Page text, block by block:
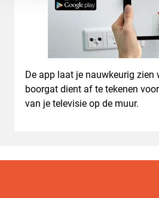
De app laat je nauwkeurig zien
boorgat dient af te tekenen
van je televisie op de muur.